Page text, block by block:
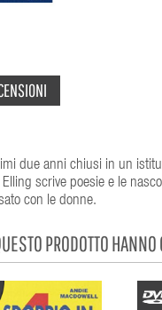
due anni chiusi in un
scrive poesie e le
con le donne.
PRODOTTO